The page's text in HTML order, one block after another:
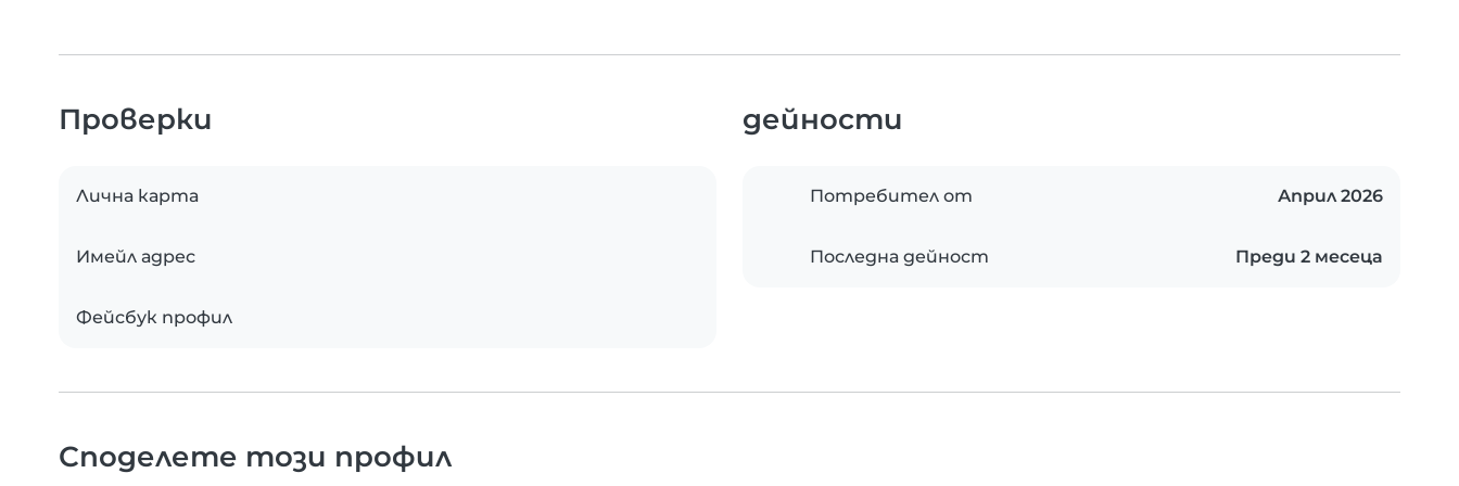
Проверки
Лична карта
Имейл адрес
Фейсбук профил
дейности
Потребител от Април 2026
Последна дейност Преди 2 месеца
Споделете този профил